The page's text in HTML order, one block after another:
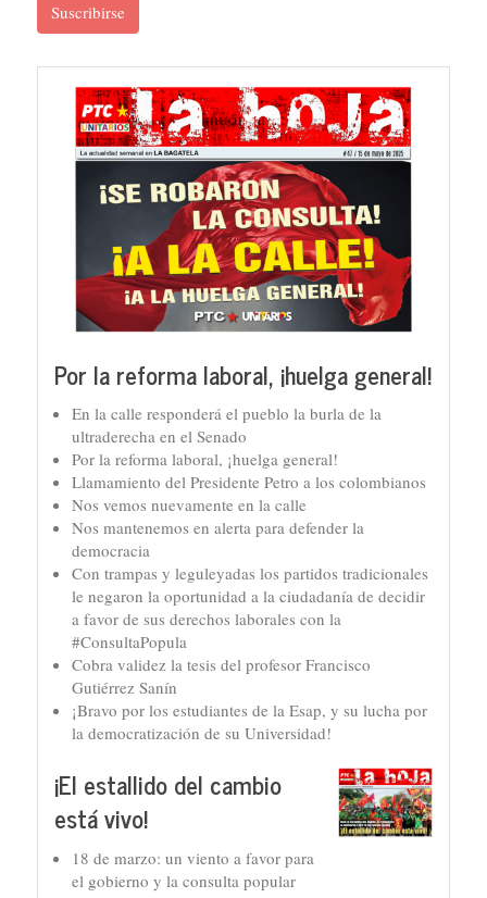
Suscribirse
Por la reforma laboral, ¡huelga general!
En la calle responderá el pueblo la burla de la
ultraderecha en el Senado
Por la reforma laboral, ¡huelga general!
Llamamiento del Presidente Petro a los colombianos
Nos vemos nuevamente en la calle
Nos mantenemos en alerta para defender la
democracia
Con trampas y leguleyadas los partidos tradicionales
le negaron la oportunidad a la ciudadanía de decidir
a favor de sus derechos laborales con la
#ConsultaPopula
Cobra validez la tesis del profesor Francisco
Gutiérrez Sanín
¡Bravo por los estudiantes de la Esap, y su lucha por
la democratización de su Universidad!
¡El estallido del cambio
está vivo!
18 de marzo: un viento a favor para
el gobierno y la consulta popular